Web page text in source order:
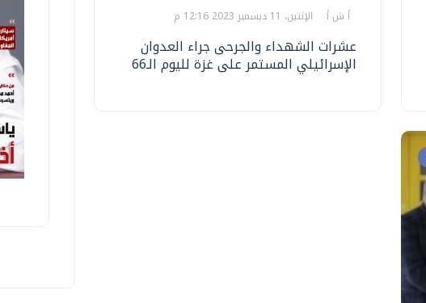
أ ش أ الإثنين، 11 ديسمبر 2023 12:16 م
عشرات الشهداء والجرحى جراء العدوان
الإسرائيلي المستمر على غزة لليوم الـ66